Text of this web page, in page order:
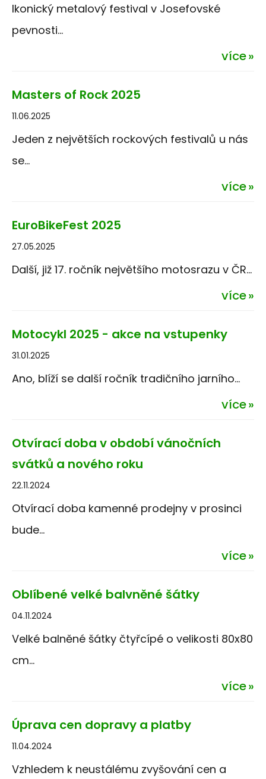
Ikonický metalový festival v Josefovské
pevnosti...
více
Masters of Rock 2025
11.06.2025
Jeden z největších rockových festivalů u nás
se...
více
EuroBikeFest 2025
27.05.2025
Další, již 17. ročník největšího motosrazu v ČR...
více
Motocykl 2025 - akce na vstupenky
31.01.2025
Ano, blíží se další ročník tradičního jarního...
více
Otvírací doba v období vánočních
svátků a nového roku
22.11.2024
Otvírací doba kamenné prodejny v prosinci
bude...
více
Oblíbené velké balvněné šátky
04.11.2024
Velké balněné šátky čtyřcípé o velikosti 80x80
cm...
více
Úprava cen dopravy a platby
11.04.2024
Vzhledem k neustálému zvyšování cen a